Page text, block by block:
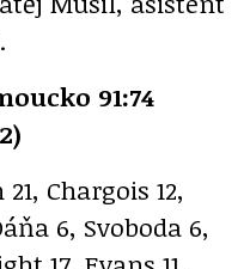
91:74
Chargois 12,
6, Svoboda 6,